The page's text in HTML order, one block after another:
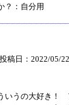
？：自分用
投稿日：2022/05/22
いうの大好き！